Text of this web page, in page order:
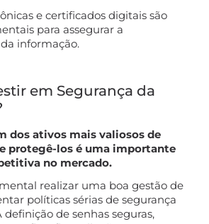
e certificados digitais são
para assegurar a
informação.
em Segurança da
dos ativos mais valiosos de
protegê-los é uma importante
no mercado.
realizar uma boa gestão de
políticas sérias de segurança
de senhas seguras,